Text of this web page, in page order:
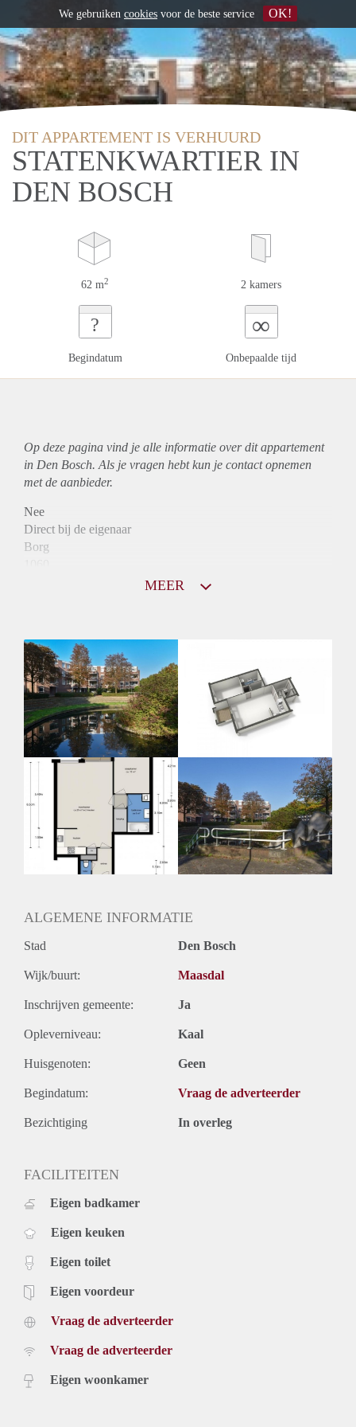
DIT APPARTEMENT IS VERHUURD
STATENKWARTIER IN
DEN BOSCH
62 m2 2 kamers
?
Begindatum
∞
Onbepaalde tijd
Op deze pagina vind je alle informatie over ditappartement
in Den Bosch. Als je vragen hebt kun je contact opnemen
met de aanbieder.
Nee
Direct bij de eigenaar
Borg
Inkomen eis
3,2 X Maandhuur Bruto
Huurtermijn
Onbepaalde termijn
Oplevering
Kaal
MEER
ALGEMENE INFORMATIE
Stad Den Bosch
Wijk/buurt: Maasdal
Inschrijven gemeente: Ja
Opleverniveau: Kaal
Huisgenoten: Geen
Begindatum: Vraag de adverteerder
Bezichtiging In overleg
FACILITEITEN
Eigen badkamer
Eigen keuken
Eigen toilet
Eigen voordeur
Vraag de adverteerder
Vraag de adverteerder
Eigen woonkamer
We gebruiken cookies voor de beste service OK!